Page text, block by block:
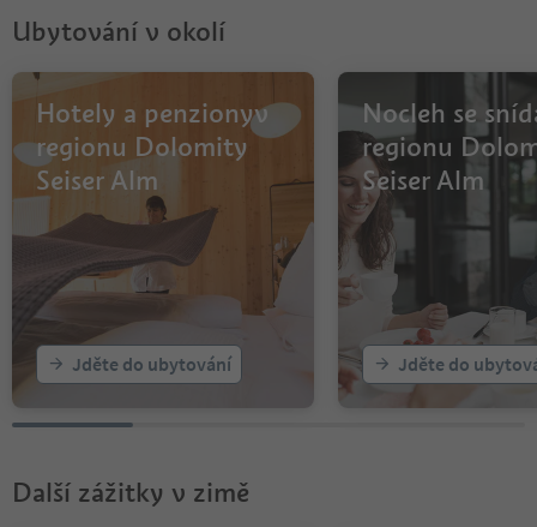
Ubytování v okolí
Hotely a penzionyv
regionu Dolomity
Seiser Alm
Jděte do ubytování
Nocleh se
regionu
Seiser Alm
Jděte do
Další zážitky v zimě